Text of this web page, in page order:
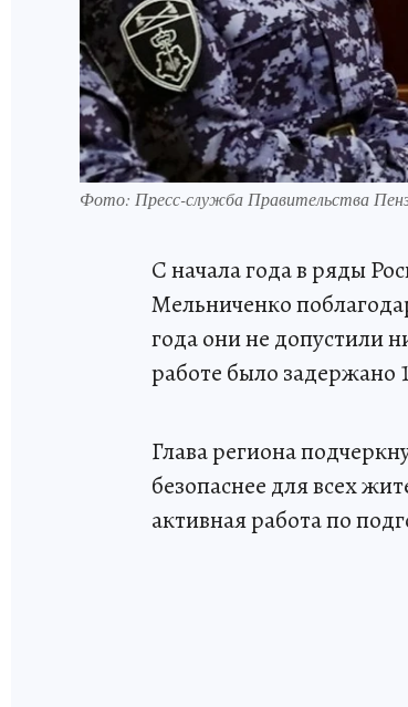
Фото: Пресс-служба Правительства
С начала года в ряды
Мельниченко
года они не допустили
работе было задержано
Глава региона
безопаснее для всех
активная работа по